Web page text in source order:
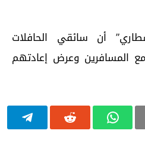
أن سائقي الحافلات
المسافرين وعرض إعادتهم